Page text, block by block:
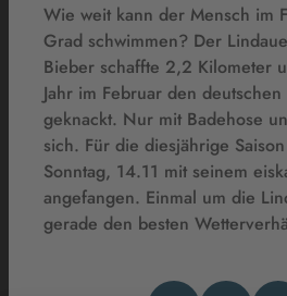
Wie weit kann der Mensch im
Grad schwimmen? Der
Bieber schaffte 2,2 Kilometer
Jahr im Februar den
geknackt. Nur mit Badehose
sich. Für die diesjährige
Sonntag, 14.11 mit seinem
angefangen. Einmal um die
gerade den besten